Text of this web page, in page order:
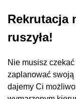
Rekrutacja
ruszyła!
Nie musisz
zaplanować swoją
dajemy Ci